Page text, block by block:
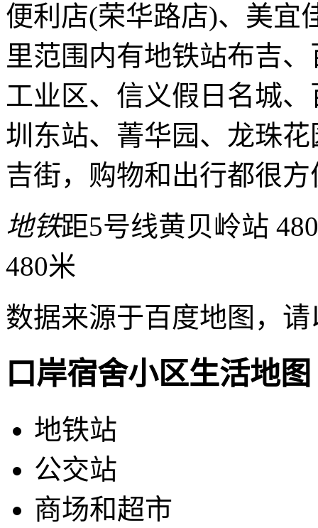
便利店(荣华路店)、美宜
里范围内有地铁站布吉
工业区、信义假日名城
圳东站、菁华园、龙珠
吉街，购物和出行都很
地铁距5号线黄贝岭站
480米
数据来源于百度地图，
口岸宿舍小区生活地图
地铁站
公交站
商场和超市